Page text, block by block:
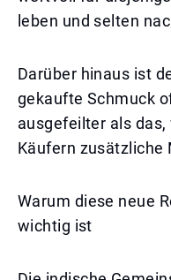
leben und selten
Darüber hinaus ist
gekaufte Schmuck
ausgefeilter als
Käufern
Warum diese neue
wichtig ist